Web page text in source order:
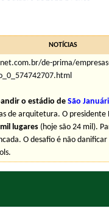
NOTÍCIAS
de-prima/
o estádio de São
de arquitetura. O
lugares (hoje são 24 mil).
O desafio é não